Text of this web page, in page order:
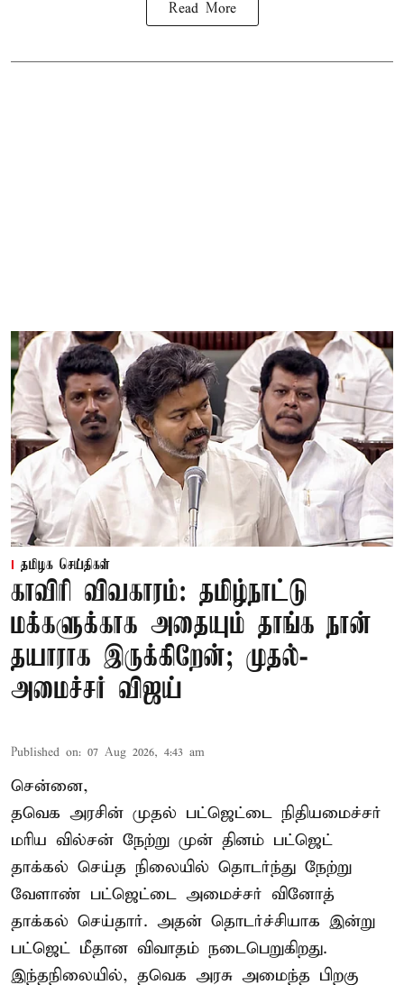
Read More
தமிழக செய்திகள்
காவிரி விவகாரம்: தமிழ்நாட்டு
மக்களுக்காக அதையும் தாங்க நான்
தயாராக இருக்கிறேன்; முதல்-
அமைச்சர் விஜய்
Published on: 07 Aug 2026, 4:43 am
சென்னை,
தவெக அரசின் முதல் பட்ஜெட்டை நிதியமைச்சர்
மரிய வில்சன் நேற்று முன் தினம் பட்ஜெட்
தாக்கல் செய்த நிலையில் தொடர்ந்து நேற்று
வேளாண் பட்ஜெட்டை அமைச்சர் வினோத்
தாக்கல் செய்தார். அதன் தொடர்ச்சியாக இன்று
பட்ஜெட் மீதான விவாதம் நடைபெறுகிறது.
இந்தநிலையில், தவெக அரசு அமைந்த பிறகு